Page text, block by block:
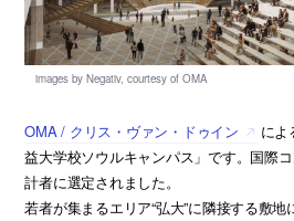
OMA / クリス・ヴァン・ドゥイン
によ
益大学校ソウルキャンパス」です。国際
計者に選定されました。
若者が集まるエリア“弘大”に隣接する敷